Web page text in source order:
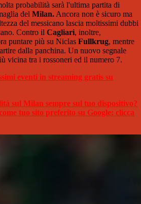
probabilità sarà l'ultima partita di
del Milan.Ancora non è sicuro ma
del messicano lascia moltissimi dubbi
Contro il Cagliari, inoltre,
puntare più su Niclas Fullkrug, mentre
dalla panchina. Un nuovo segnale
vicina tra i rossoneri ed il numero 7.
eventi in streaming gratis su
sul Milan sempre sul tuo dispositivo?
tuo sito preferito su Google: clicca